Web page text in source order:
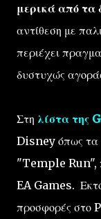
μερικά από τα
αντίθεση με
περιέχει
δυστυχώς
Στη λίστα της
Disney όπως
"Temple Run",
EA Games.
προσφορές στο